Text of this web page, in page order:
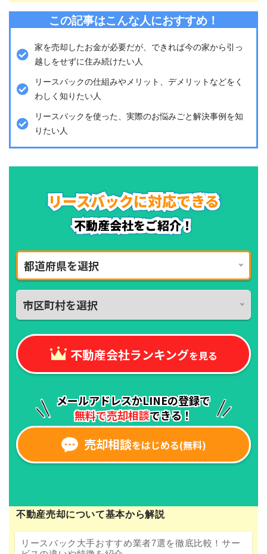
この記事はこんな人におすすめ！
家を売却したお金が必要だが、できれば今の家から引っ
越しをせずに住み続けたい人
リースバックの仕組みやメリット、デメリットなどをく
わしく知りたい人
リースバックを使った、実際のお悩みごと解決事例を知
りたい人
不動産売却について基本から解説
リースバック大手おすすめ業者7選を徹底比較！サー